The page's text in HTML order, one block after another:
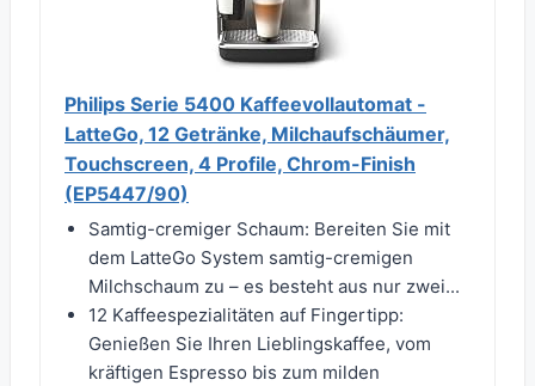
Philips Serie 5400 Kaffeevollautomat -
LatteGo, 12 Getränke, Milchaufschäumer,
Touchscreen, 4 Profile, Chrom-Finish
(EP5447/90)
Samtig-cremiger Schaum: Bereiten Sie mit
dem LatteGo System samtig-cremigen
Milchschaum zu – es besteht aus nur zwei...
12 Kaffeespezialitäten auf Fingertipp:
Genießen Sie Ihren Lieblingskaffee, vom
kräftigen Espresso bis zum milden